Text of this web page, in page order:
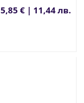
5,85 € | 11,44 лв.